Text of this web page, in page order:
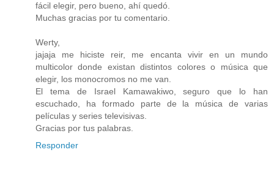
fácil elegir, pero bueno, ahí quedó.
Muchas gracias por tu comentario.
Werty,
jajaja me hiciste reir, me encanta vivir en un mundo
multicolor donde existan distintos colores o música que
elegir, los monocromos no me van.
El tema de Israel Kamawakiwo, seguro que lo han
escuchado, ha formado parte de la música de varias
películas y series televisivas.
Gracias por tus palabras.
Responder